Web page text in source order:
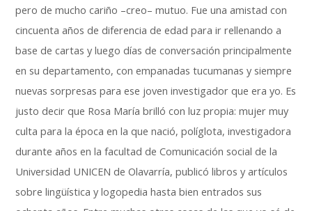
pero de mucho cariño –creo– mutuo. Fue una amistad con
cincuenta años de diferencia de edad para ir rellenando a
base de cartas y luego días de conversación principalmente
en su departamento, con empanadas tucumanas y siempre
nuevas sorpresas para ese joven investigador que era yo. Es
justo decir que Rosa María brilló con luz propia: mujer muy
culta para la época en la que nació, políglota, investigadora
durante años en la facultad de Comunicación social de la
Universidad UNICEN de Olavarría, publicó libros y artículos
sobre lingüística y logopedia hasta bien entrados sus